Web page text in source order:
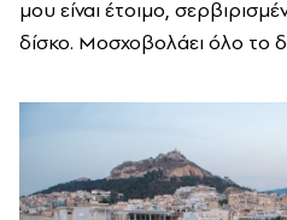
μου είναι έτοιμο,
δίσκο. Μοσχοβολάει όλο το